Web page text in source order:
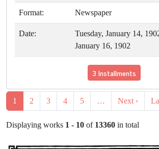
Format: Newspaper
Date:
Tuesday, January 14,
January 16, 1902
3 Installments
1 2 3 4 5 … Next ›
Displaying works 1 - 10 of 13360 in total